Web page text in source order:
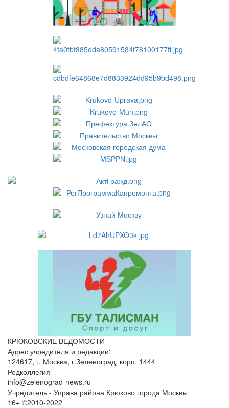
КРЮКОВСКИЕ ВЕДОМОСТИ
Адрес учредителя и редакции:
124617, г. Москва, г.Зеленоград, корп. 1444
Редколлегия
info@zelenograd-news.ru
Учредитель - Управа района Крюково города Москвы
16+ ©2010-2022